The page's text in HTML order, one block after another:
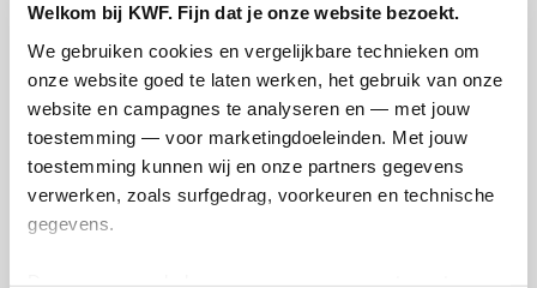
Welkom bij KWF. Fijn dat je onze website bezoekt.
We gebruiken cookies en vergelijkbare technieken om
onze website goed te laten werken, het gebruik van onze
website en campagnes te analyseren en — met jouw
toestemming — voor marketingdoeleinden. Met jouw
toestemming kunnen wij en onze partners gegevens
verwerken, zoals surfgedrag, voorkeuren en technische
gegevens.
Damaris's badges